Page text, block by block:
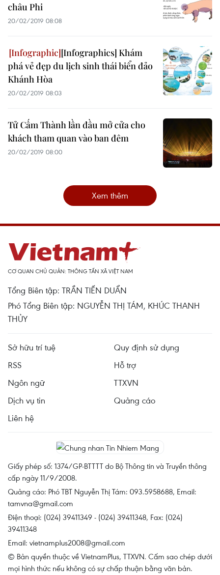
châu Phi
20/02/2019 08:08
[Infographics] Khám
phá vẻ đẹp du lịch sinh thái biển đảo
Khánh Hòa
20/02/2019 08:03
Tử Cấm Thành lần đầu mở cửa cho
khách tham quan vào ban đêm
20/02/2019 08:00
Xem thêm
CƠ QUAN CHỦ QUẢN: THÔNG TẤN XÃ VIỆT NAM
Tổng Biên tập: TRẦN TIẾN DUẨN
Phó Tổng Biên tập: NGUYỄN THỊ TÁM, KHÚC THANH
THỦY
Sở hữu trí tuệ
Quy định sử dụng
RSS
Hỗ trợ
Ngôn ngữ
TTXVN
Dịch vụ tin
Quảng cáo
Liên hệ
Giấy phép số: 1374/GP-BTTTT do Bộ Thông tin và Truyền thông
cấp ngày 11/9/2008.
Quảng cáo: Phó TBT Nguyễn Thị Tám: 093.5958688, Email:
tamvna@gmail.com
Điện thoại: (024) 39411349 - (024) 39411348, Fax: (024)
39411348
Email: vietnamplus2008@gmail.com
© Bản quyền thuộc về VietnamPlus, TTXVN. Cấm sao chép dưới
mọi hình thức nếu không có sự chấp thuận bằng văn bản.